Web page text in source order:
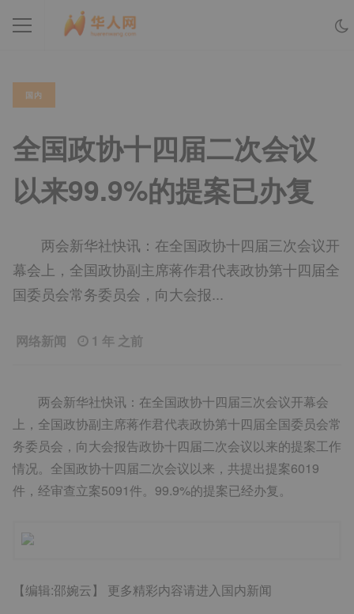
国内
全国政协十四届二次会议
以来99.9%的提案已办复
两会新华社快讯：在全国政协十四届三次会议开
幕会上，全国政协副主席蒋作君代表政协第十四届全
国委员会常务委员会，向大会报...
网络新闻 1 年 之前
两会新华社快讯：在全国政协十四届三次会议开幕会
上，全国政协副主席蒋作君代表政协第十四届全国委员会常
务委员会，向大会报告政协十四届二次会议以来的提案工作
情况。全国政协十四届二次会议以来，共提出提案6019
件，经审查立案5091件。99.9%的提案已经办复。
【编辑:邵婉云】 更多精彩内容请进入国内新闻